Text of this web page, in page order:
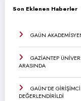
Son Eklenen Haberler
GAÜN
GAZİANTEP
ARASINDA
GAÜN’DE
DEĞERLENDİRİLDİ